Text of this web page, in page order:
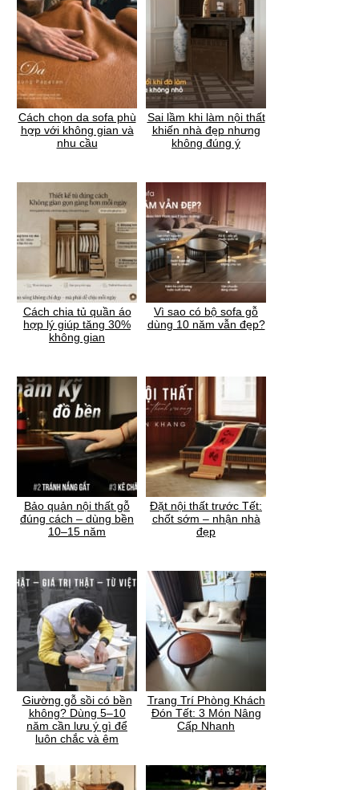
Cách chọn da sofa phù
hợp với không gian và
nhu cầu
Sai lầm khi làm nội thất
khiến nhà đẹp nhưng
không đúng ý
Cách chia tủ quần áo
hợp lý giúp tăng 30%
không gian
Vì sao có bộ sofa gỗ
dùng 10 năm vẫn đẹp?
Bảo quản nội thất gỗ
đúng cách – dùng bền
10–15 năm
Đặt nội thất trước Tết:
chốt sớm – nhận nhà
đẹp
Giường gỗ sồi có bền
không? Dùng 5–10
năm cần lưu ý gì để
luôn chắc và êm
Trang Trí Phòng Khách
Đón Tết: 3 Món Nâng
Cấp Nhanh